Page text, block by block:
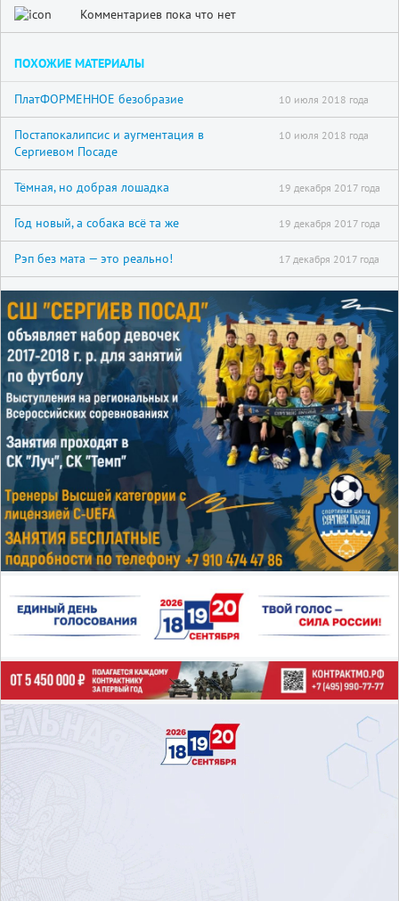
Комментариев пока что нет
ПОХОЖИЕ МАТЕРИАЛЫ
ПлатФОРМЕННОЕ безобразие 10 июля 2018 года
Постапокалипсис и аугментация в
Сергиевом Посаде
10 июля 2018 года
Тёмная, но добрая лошадка 19 декабря 2017 года
Год новый, а собака всё та же 19 декабря 2017 года
Рэп без мата — это реально! 17 декабря 2017 года